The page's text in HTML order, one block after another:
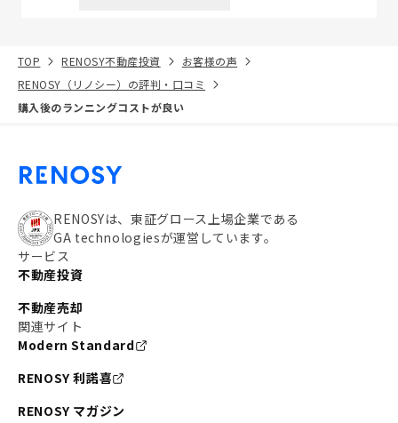
TOP RENOSY不動産投資
お客様の声
RENOSY（リノシー）の評判・口コミ
購入後のランニングコストが良い
RENOSYは、東証グロース上場企業である
GA technologiesが運営しています。
サービス
不動産投資
不動産売却
関連サイト
Modern Standard
RENOSY 利諾喜
RENOSY マガジン